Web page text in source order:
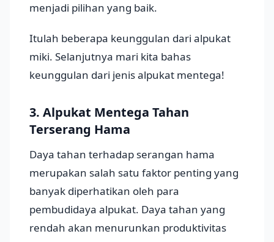
menjadi pilihan yang baik.
Itulah beberapa keunggulan dari alpukat
miki. Selanjutnya mari kita bahas
keunggulan dari jenis alpukat mentega!
3. Alpukat Mentega Tahan
Terserang Hama
Daya tahan terhadap serangan hama
merupakan salah satu faktor penting yang
banyak diperhatikan oleh para
pembudidaya alpukat. Daya tahan yang
rendah akan menurunkan produktivitas